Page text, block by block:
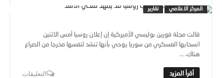
المركز الاعلامي تقارير
قالت مجلة فورين بوليسي الأميركية إن إعلان روسيا أمس الاثنين
انسحابها العسكري من سوريا يوحي بأنها تنشد لنفسها مخرجا من الصراع
هناك، ...
التعليقات